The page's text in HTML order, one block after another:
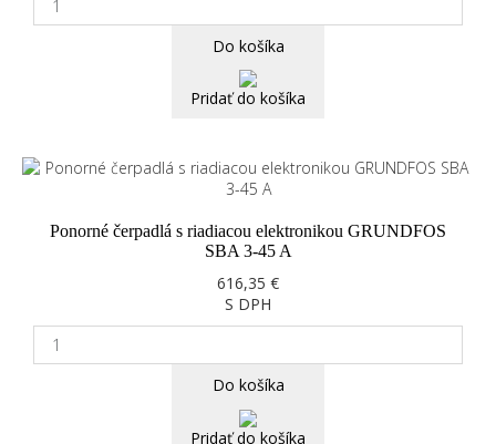
Do košíka
Pridať do košíka
Ponorné čerpadlá s riadiacou elektronikou GRUNDFOS
SBA 3-45 A
616,35 €
S DPH
Do košíka
Pridať do košíka